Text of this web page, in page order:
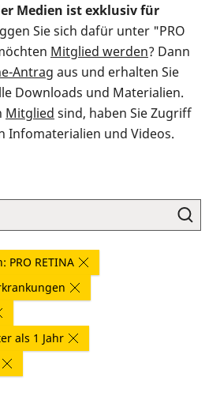
Medien ist exklusiv für
Sie sich dafür unter "PRO
Mitglied werden? Dann
Antrag aus und erhalten Sie
Downloads und Materialien.
Mitglied sind, haben Sie Zugriff
Infomaterialien und Videos.
PRO RETINA
als 1 Jahr